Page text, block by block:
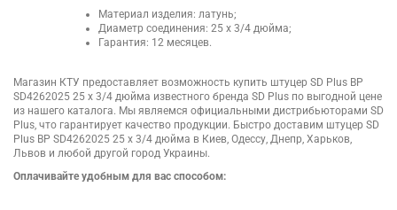
Материал изделия: латунь;
Диаметр соединения: 25 х 3/4 дюйма;
Гарантия: 12 месяцев.
Магазин КТУ предоставляет возможность купить штуцер SD Plus ВР
SD4262025 25 х 3/4 дюйма известного бренда SD Plus по выгодной цене
из нашего каталога. Мы являемся официальными дистрибьюторами SD
Plus, что гарантирует качество продукции. Быстро доставим штуцер SD
Plus ВР SD4262025 25 х 3/4 дюйма в Киев, Одессу, Днепр, Харьков,
Львов и любой другой город Украины.
Оплачивайте удобным для вас способом: